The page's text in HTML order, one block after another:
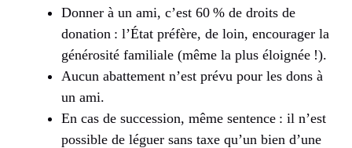
Donner à un ami, c’est 60 % de droits de
donation : l’État préfère, de loin, encourager la
générosité familiale (même la plus éloignée !).
Aucun abattement n’est prévu pour les dons à
un ami.
En cas de succession, même sentence : il n’est
possible de léguer sans taxe qu’un bien d’une